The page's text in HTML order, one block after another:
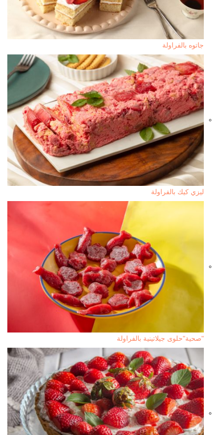
جاتوه بالفراولة
ليزي كيك بالفراولة
"صحية"حلوى جيلاتينية بالفراولة